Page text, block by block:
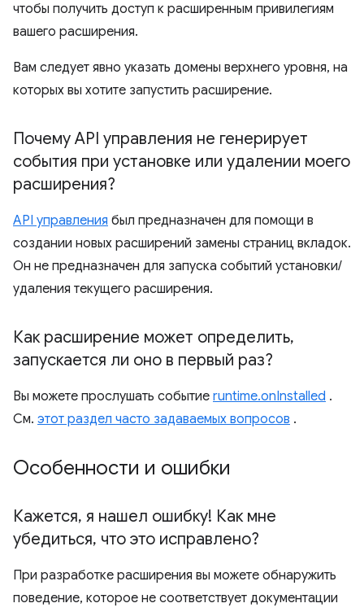
чтобы получить доступ к расширенным привилегиям
вашего расширения.
Вам следует явно указать домены верхнего уровня, на
которых вы хотите запустить расширение.
Почему API управления не генерирует
события при установке или удалении моего
расширения?
API управления был предназначен для помощи в
создании новых расширений замены страниц вкладок.
Он не предназначен для запуска событий установки/
удаления текущего расширения.
Как расширение может определить,
запускается ли оно в первый раз?
Вы можете прослушать событие runtime.onInstalled .
См. этот раздел часто задаваемых вопросов .
Особенности и ошибки
Кажется, я нашел ошибку! Как мне
убедиться, что это исправлено?
При разработке расширения вы можете обнаружить
поведение, которое не соответствует документации